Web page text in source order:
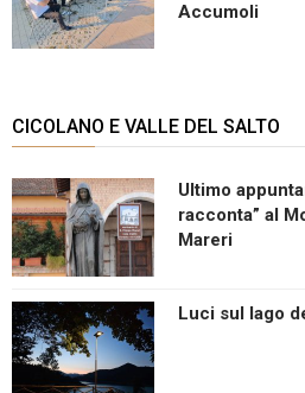
Accumoli
CICOLANO E VALLE DEL SALTO
Ultimo
racconta” al
Mareri
Luci sul lago